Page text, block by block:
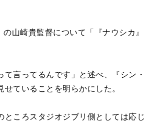
山崎貴監督について「『ナウシカ』
言ってるんです」と述べ、『シン・
ていることを明らかにした。
ころスタジオジブリ側としては応じ